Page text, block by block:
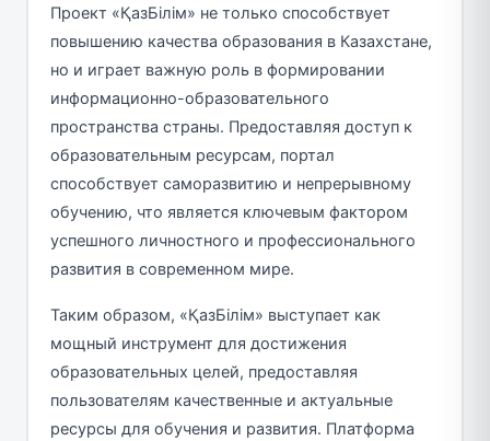
Проект «ҚазБілім» не только способствует
повышению качества образования в Казахстане,
но и играет важную роль в формировании
информационно-образовательного
пространства страны. Предоставляя доступ к
образовательным ресурсам, портал
способствует саморазвитию и непрерывному
обучению, что является ключевым фактором
успешного личностного и профессионального
развития в современном мире.
Таким образом, «ҚазБілім» выступает как
мощный инструмент для достижения
образовательных целей, предоставляя
пользователям качественные и актуальные
ресурсы для обучения и развития. Платформа